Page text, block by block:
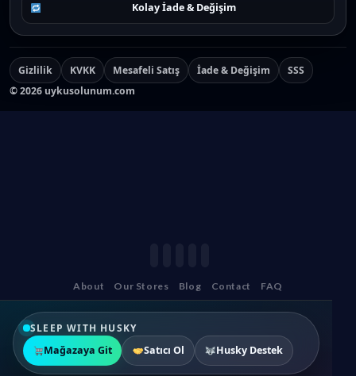
Kolay İade & Değişim
Gizlilik KVKK Mesafeli Satış İade & Değişim
SSS
©2026 uykusolunum.com
About Our Stores Blog Contact FAQ
SLEEP WITH HUSKY
Mağazaya Git
Satıcı Ol Husky Destek